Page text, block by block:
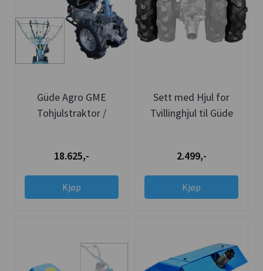
Güde Agro GME
Tohjulstraktor /
18.625,-
Kjøp
Sett med Hjul for
Tvillinghjul til Güde
2.499,-
Kjøp